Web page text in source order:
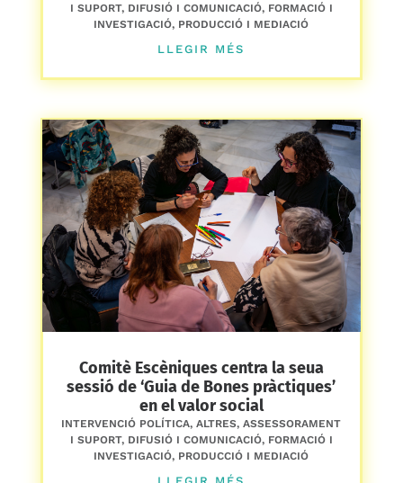
I SUPORT, DIFUSIÓ I COMUNICACIÓ, FORMACIÓ I
INVESTIGACIÓ, PRODUCCIÓ I MEDIACIÓ
LLEGIR MÉS
Comitè Escèniques centra la seua
sessió de ‘Guia de Bones pràctiques’
en el valor social
INTERVENCIÓ POLÍTICA,ALTRES,ASSESSORAMENT
I SUPORT, DIFUSIÓ I COMUNICACIÓ, FORMACIÓ I
INVESTIGACIÓ, PRODUCCIÓ I MEDIACIÓ